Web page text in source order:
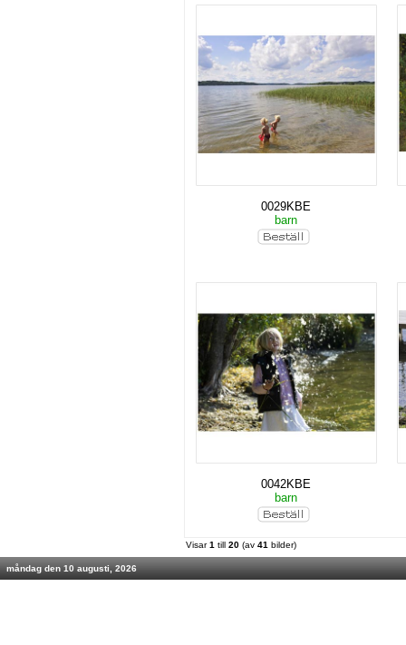
0029KBE
barn
0042KBE
barn
Visar1 till 20 (av 41 bilder)
måndag den 10 augusti, 2026